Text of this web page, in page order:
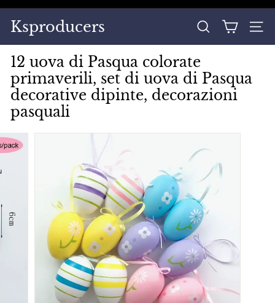
Vai
direttamente
contenuti
pausa
presentazione
Ksproducers CERCA
12 uova di Pasqua colorate
primaverili, set di uova di Pasqua
decorative dipinte, decorazioni
pasquali